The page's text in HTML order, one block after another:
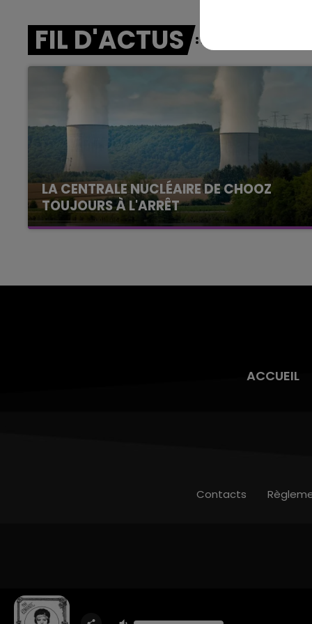
FIL D'ACTUS
LA CENTRALE NUCLÉAIRE DE CHOOZ
TOUJOURS À L'ARRÊT
Cela fait déjà une semaine que la centrale
ACCUEIL
Contacts